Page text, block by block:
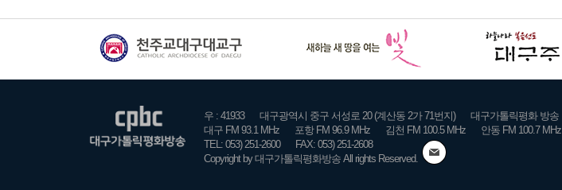
우 : 41933 대구광역시 중구 서성로 20 (계산동 2가 71번지)
대구가톨릭평화 방송
대구 FM 93.1 MHz
포항 FM 96.9 MHz 김천 FM 100.5 MHz
안동 FM 100.7 MHz
TEL: 053) 251-2600
FAX: 053) 251-2608
Copyright by 대구가톨릭평화방송 All rights Reserved.